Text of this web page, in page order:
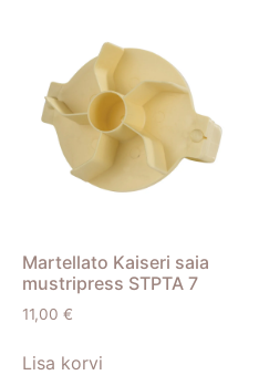
Martellato Kaiseri saia
mustripress STPTA 7
11,00 €
Lisa korvi